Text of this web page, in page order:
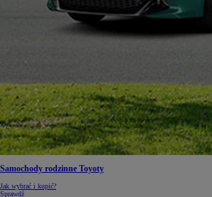
Samochody rodzinne Toyoty
Jak wybrać i kupić?
Sprawdź